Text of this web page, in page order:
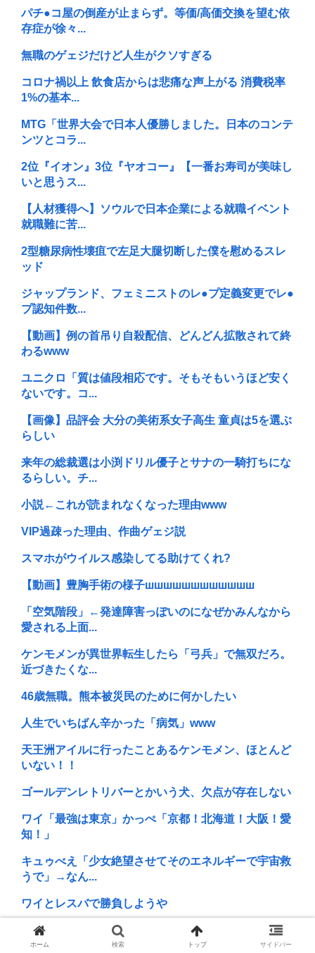
パチ●コ屋の倒産が止まらず。等価/高価交換を望む依
存症が徐々...
無職のゲェジだけど人生がクソすぎる
コロナ禍以上 飲食店からは悲痛な声上がる 消費税率
1%の基本...
MTG「世界大会で日本人優勝しました。日本のコンテ
ンツとコラ...
2位『イオン』3位『ヤオコー』【一番お寿司が美味し
いと思うス...
【人材獲得へ】ソウルで日本企業による就職イベント
就職難に苦...
2型糖尿病性壊疽で左足大腿切断した僕を慰めるスレ
ッド
ジャップランド、フェミニストのレ●プ定義変更でレ●
プ認知件数...
【動画】例の首吊り自殺配信、どんどん拡散されて終
わるwww
ユニクロ「質は値段相応です。そもそもいうほど安く
ないです。コ...
【画像】品評会 大分の美術系女子高生 童貞は5を選ぶ
らしい
来年の総裁選は小渕ドリル優子とサナの一騎打ちにな
るらしい。チ...
小説←これが読まれなくなった理由www
VIP過疎った理由、作曲ゲェジ説
スマホがウイルス感染してる助けてくれ?
【動画】豊胸手術の様子шшшшшшшшшшшш
「空気階段」←発達障害っぽいのになぜかみんなから
愛される上面...
ケンモメンが異世界転生したら「弓兵」で無双だろ。
近づきたくな...
46歳無職。熊本被災民のために何かしたい
人生でいちばん辛かった「病気」www
天王洲アイルに行ったことあるケンモメン、ほとんど
いない！！
ゴールデンレトリバーとかいう犬、欠点が存在しない
ワイ「最強は東京」かっぺ「京都！北海道！大阪！愛
知！」
キュゥべえ「少女絶望させてそのエネルギーで宇宙救
うで」→なん...
ワイとレスバで勝負しようや
【急募】ルパン三世が人気なくなってTVスペシャル
すらやらなく...
ホーム 検索 トップ サイドバー